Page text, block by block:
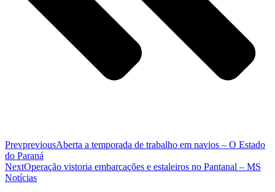
PrevpreviousAberta a temporada de trabalho em navios – O Estado
do Paraná
NextOperação vistoria embarcações e estaleiros no Pantanal – MS
Notícias